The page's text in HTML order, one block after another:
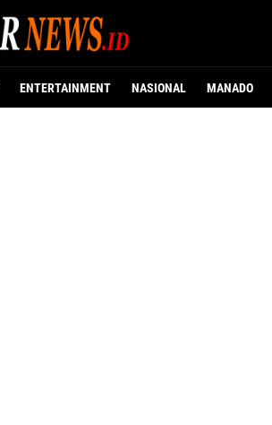
ENTERTAINMENT NASIONAL MANADO